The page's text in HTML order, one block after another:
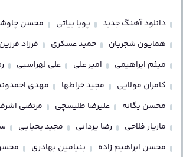
دانلود آهنگ جدید پویا بیاتی
محسن
همایون شجریان
حمید عسکری فرزاد فرزین
میثم ابراهیمی
امیر علی علی لهراسبی
کامران مولایی
مجید خراطها مهدی
محسن یگانه
علیرضا طلیسچی مرتضی
مازیار فلاحی
رضا یزدانی مجید یحیایی
محسن ابراهیم زاده
بنیامین بهادری